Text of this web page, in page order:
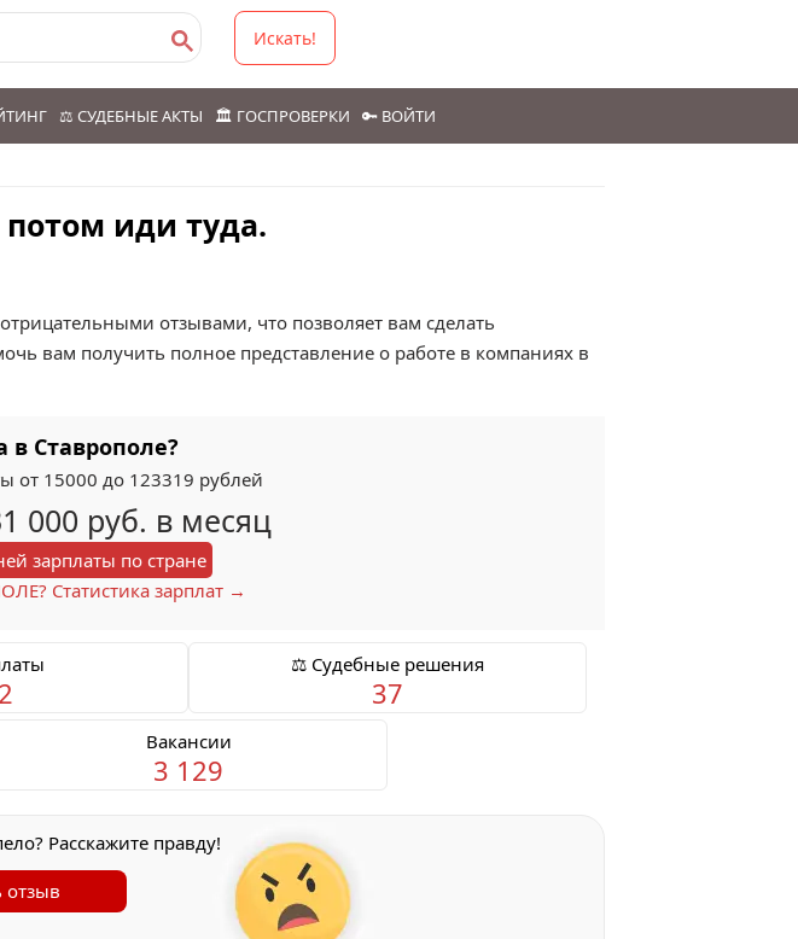
Искать!
⚖️ СУДЕБНЫЕ АКТЫ 🏛️ ГОСПРОВЕРКИ 🔑 ВОЙТИ
иди туда.
отзывами, что позволяет вам сделать
вам получить полное представление о работе в компаниях в
в Ставрополе?
от 15000 до 123319 рублей
000 руб. в месяц
зарплаты по стране
Статистика зарплат →
⚖️ Судебные решения
37
Вакансии
3 129
Расскажите правду!
отзыв